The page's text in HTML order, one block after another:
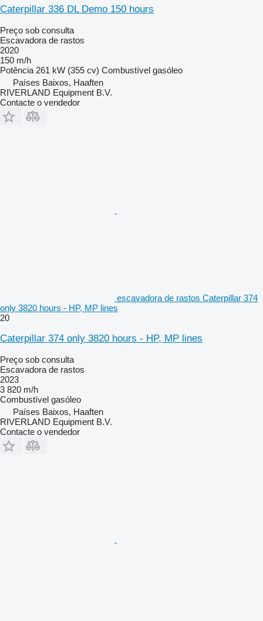
Caterpillar 336 DL Demo 150 hours
Preço sob consulta
Escavadora de rastos
2020
150 m/h
Potência 261 kW (355 cv) Combustível gasóleo
Países Baixos, Haaften
RIVERLAND Equipment B.V.
Contacte o vendedor
escavadora de rastos Caterpillar 374
only 3820 hours - HP, MP lines
20
Caterpillar 374 only 3820 hours - HP, MP lines
Preço sob consulta
Escavadora de rastos
2023
3 820 m/h
Combustível gasóleo
Países Baixos, Haaften
RIVERLAND Equipment B.V.
Contacte o vendedor